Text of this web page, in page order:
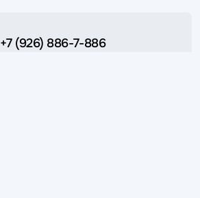
+7 (926) 886-7-886